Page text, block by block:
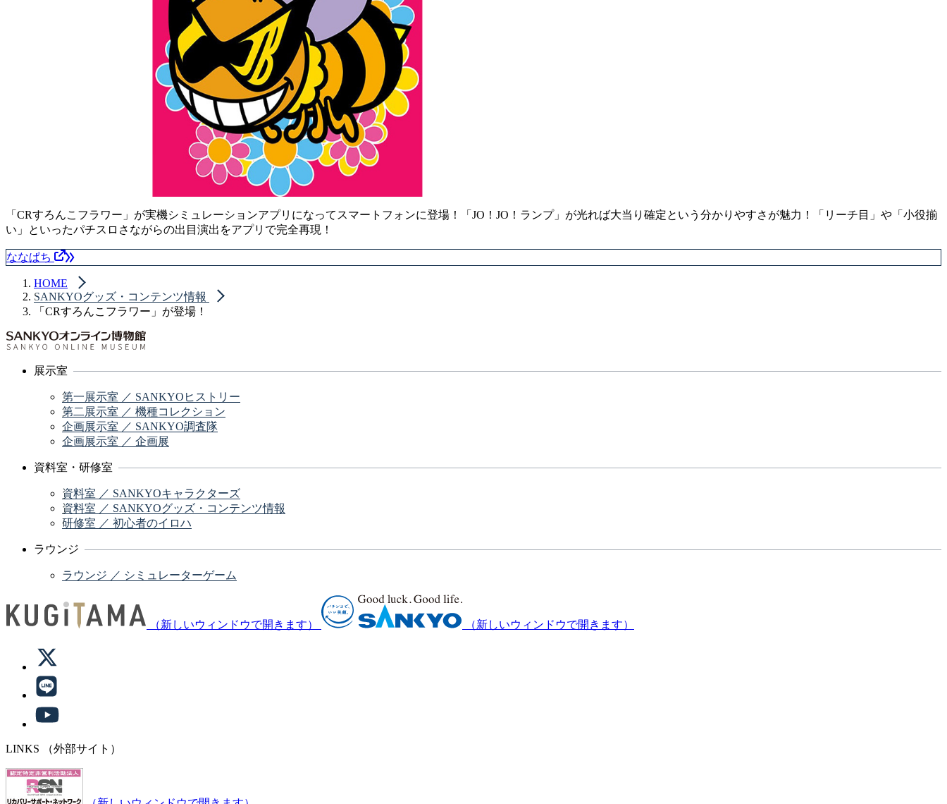
「CRすろんこフラワー」が実機シミュレーションアプリになってスマートフォンに登場！「JO！JO！ランプ」が光れば大当り確定という分かりやすさが魅力！「リーチ目」や「小役揃
い」といったパチスロさながらの出目演出をアプリで完全再現！
ななぱち
HOME
SANKYOグッズ・コンテンツ情報
「CRすろんこフラワー」が登場！
展示室
第一展示室 ／ SANKYOヒストリー
第二展示室 ／ 機種コレクション
企画展示室 ／ SANKYO調査隊
企画展示室 ／ 企画展
資料室・研修室
資料室 ／ SANKYOキャラクターズ
資料室 ／ SANKYOグッズ・コンテンツ情報
研修室 ／ 初心者のイロハ
ラウンジ
ラウンジ ／ シミュレーターゲーム
（新しいウィンドウで開きます） （新しいウィンドウで開きます）
LINKS （外部サイト）